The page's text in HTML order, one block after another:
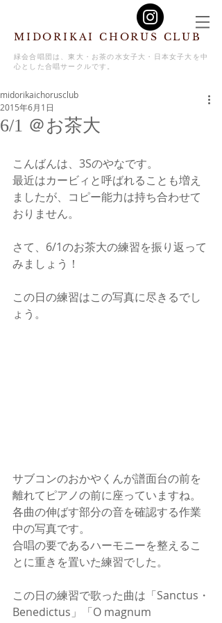
MIDORIKAI CHORUS CLUB
緑会合唱団は、東大・お茶の水女子大・日本女子大を中
心とした合唱サークルです。
6/1 ＠お茶大
midorikaichorusclub
2015年6月1日
こんばんは、3Sのやなです。
最近はカービィと呼ばれることも増え
ましたが、コピー能力は持ち合わせて
おりません。
さて、6/1のお茶大の練習を振り返って
みましょう！
この日の練習はこの写真に尽きるでし
ょう。
サブコンのおかやくんが譜面台の前を
離れてピアノの前に座っていますね。
各曲の伸ばす部分の音を確認する作業
中の写真です。
合唱の要であるハーモニーを整えるこ
とに重きを置いた練習でした。
この日の練習で歌った曲は「Sanctus・
Benedictus」「O magnum